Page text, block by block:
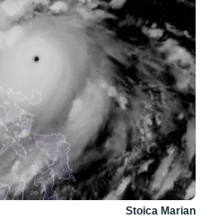
Stoica Marian